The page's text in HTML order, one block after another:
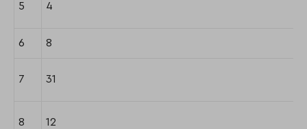
5 4
6 8
7 31
8 12